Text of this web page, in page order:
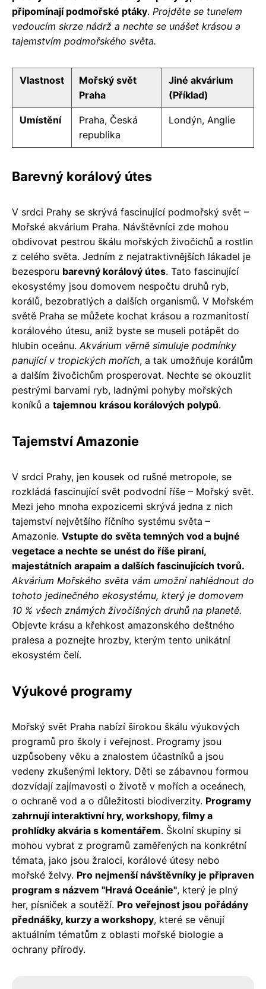
připomínají podmořské ptáky. Projděte se tunelem
vedoucím skrze nádrž a nechte se unášet krásou a
tajemstvím podmořského světa.
Vlastnost
Mořský svět
Praha
Jiné akvárium
(Příklad)
Umístění
Praha, Česká
republika
Londýn, Anglie
Barevný korálový útes
V srdci Prahy se skrývá fascinující podmořský svět –
Mořské akvárium Praha. Návštěvníci zde mohou
obdivovat pestrou škálu mořských živočichů a rostlin
z celého světa. Jedním z nejatraktivnějších lákadel je
bezesporu barevný korálový útes. Tato fascinující
ekosystémy jsou domovem nespočtu druhů ryb,
korálů, bezobratlých a dalších organismů. V Mořském
světě Praha se můžete kochat krásou a rozmanitostí
korálového útesu, aniž byste se museli potápět do
hlubin oceánu. Akvárium věrně simuluje podmínky
panující v tropických mořích, a tak umožňuje korálům
a dalším živočichům prosperovat. Nechte se okouzlit
pestrými barvami ryb, ladnými pohyby mořských
koníků a tajemnou krásou korálových polypů.
Tajemství Amazonie
V srdci Prahy, jen kousek od rušné metropole, se
rozkládá fascinující svět podvodní říše – Mořský svět.
Mezi jeho mnoha expozicemi skrývá jedna z nich
tajemství největšího říčního systému světa –
Amazonie. Vstupte do světa temných vod a bujné
vegetace a nechte se unést do říše piraní,
majestátních arapaim a dalších fascinujících tvorů.
Akvárium Mořského světa vám umožní nahlédnout do
tohoto jedinečného ekosystému, který je domovem
10 % všech známých živočišných druhů na planetě.
Objevte krásu a křehkost amazonského deštného
pralesa a poznejte hrozby, kterým tento unikátní
ekosystém čelí.
Výukové programy
Mořský svět Praha nabízí širokou škálu výukových
programů pro školy i veřejnost. Programy jsou
uzpůsobeny věku a znalostem účastníků a jsou
vedeny zkušenými lektory. Děti se zábavnou formou
dozvídají zajímavosti o životě v mořích a oceánech,
o ochraně vod a o důležitosti biodiverzity. Programy
zahrnují interaktivní hry, workshopy, filmy a
prohlídky akvária s komentářem. Školní skupiny si
mohou vybrat z programů zaměřených na konkrétní
témata, jako jsou žraloci, korálové útesy nebo
mořské želvy. Pro nejmenší návštěvníky je připraven
program s názvem "Hravá Oceánie", který je plný
her, písniček a soutěží. Pro veřejnost jsou pořádány
přednášky, kurzy a workshopy, které se věnují
aktuálním tématům z oblasti mořské biologie a
ochrany přírody.